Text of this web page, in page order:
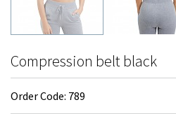
Compression belt black
Order Code: 789